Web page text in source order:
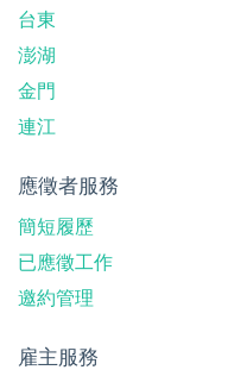
台東
澎湖
金門
連江
應徵者服務
簡短履歷
已應徵工作
邀約管理
雇主服務